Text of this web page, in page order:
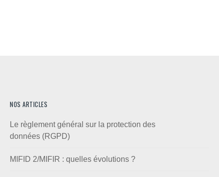
NOS ARTICLES
Le règlement général sur la protection des
données (RGPD)
MIFID 2/MIFIR : quelles évolutions ?